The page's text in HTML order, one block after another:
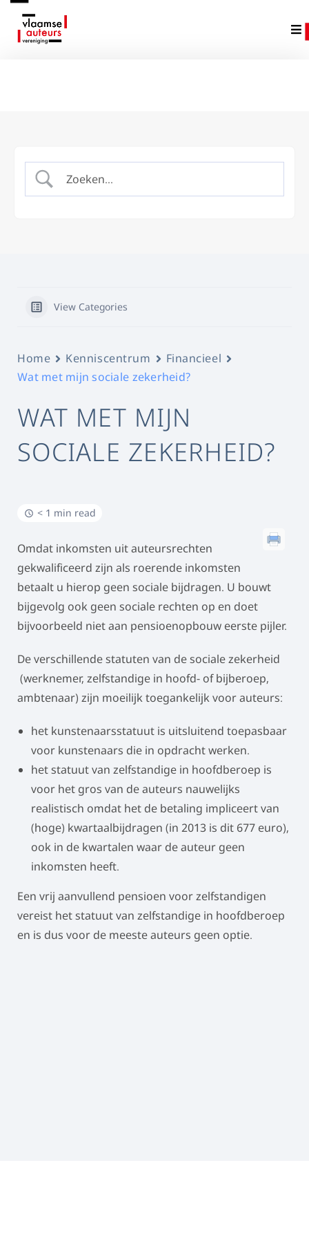
View Categories
Home Kenniscentrum
Financieel
Wat met mijn sociale zekerheid?
WAT MET MIJN
SOCIALE ZEKERHEID?
< 1 min read
Omdat inkomsten uit auteursrechten
gekwalificeerd zijn als roerende inkomsten
betaalt u hierop geen sociale bijdragen. U bouwt
bijgevolg ook geen sociale rechten op en doet
bijvoorbeeld niet aan pensioenopbouw eerste pijler.
De verschillende statuten van de sociale zekerheid
(werknemer, zelfstandige in hoofd- of bijberoep,
ambtenaar) zijn moeilijk toegankelijk voor auteurs:
het kunstenaarsstatuut is uitsluitend toepasbaar
voor kunstenaars die in opdracht werken.
het statuut van zelfstandige in hoofdberoep is
voor het gros van de auteurs nauwelijks
realistisch omdat het de betaling impliceert van
(hoge) kwartaalbijdragen (in 2013 is dit 677 euro),
ook in de kwartalen waar de auteur geen
inkomsten heeft.
Een vrij aanvullend pensioen voor zelfstandigen
vereist het statuut van zelfstandige in hoofdberoep
en is dus voor de meeste auteurs geen optie.